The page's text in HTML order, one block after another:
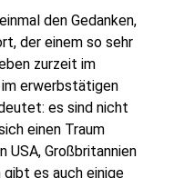
den Gedanken,
der einem so sehr
zurzeit im
im erwerbstätigen
es sind nicht
einen Traum
USA, Großbritannien
es auch einige